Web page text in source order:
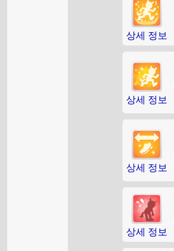
상세 정보
상세 정보
상세 정보
상세 정보